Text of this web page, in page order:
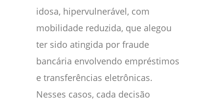
idosa, hipervulnerável, com
mobilidade reduzida, que alegou
ter sido atingida por fraude
bancária envolvendo empréstimos
e transferências eletrônicas.
Nesses casos, cada decisão